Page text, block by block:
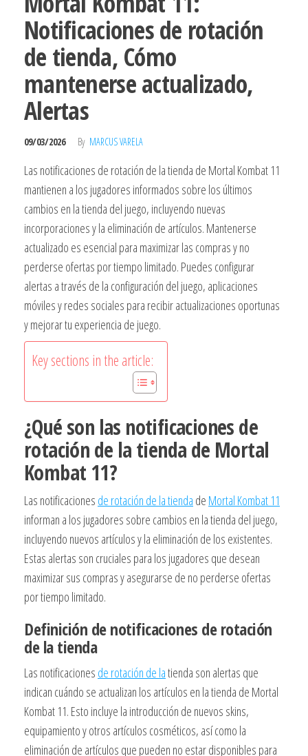
Notificaciones de rotación
de tienda, Cómo
mantenerse actualizado,
Alertas
09/03/2026 By MARCUS VARELA
Las notificaciones de rotación de la tienda de Mortal Kombat 11
mantienen a los jugadores informados sobre los últimos
cambios en la tienda del juego, incluyendo nuevas
incorporaciones y la eliminación de artículos. Mantenerse
actualizado es esencial para maximizar las compras y no
perderse ofertas por tiempo limitado. Puedes configurar
alertas a través de la configuración del juego, aplicaciones
móviles y redes sociales para recibir actualizaciones oportunas
y mejorar tu experiencia de juego.
Key sections in the article:
¿Qué son las notificaciones de
rotación de la tienda de Mortal
Kombat 11?
Las notificaciones de rotación de la tienda de Mortal Kombat 11
informan a los jugadores sobre cambios en la tienda del juego,
incluyendo nuevos artículos y la eliminación de los existentes.
Estas alertas son cruciales para los jugadores que desean
maximizar sus compras y asegurarse de no perderse ofertas
por tiempo limitado.
Definición de notificaciones de rotación
de la tienda
Las notificaciones de rotación de latienda son alertas que
indican cuándo se actualizan los artículos en la tienda de Mortal
Kombat 11. Esto incluye la introducción de nuevos skins,
equipamiento y otros artículos cosméticos, así como la
eliminación de artículos que pueden no estar disponibles para